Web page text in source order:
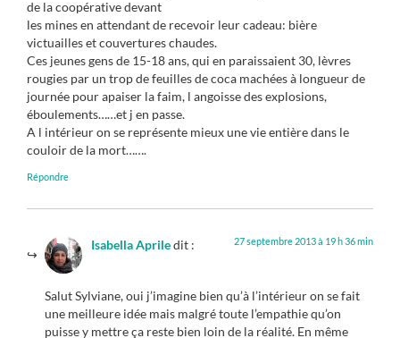
de la coopérative devant
les mines en attendant de recevoir leur cadeau: bière
victuailles et couvertures chaudes.
Ces jeunes gens de 15-18 ans, qui en paraissaient 30, lèvres
rougies par un trop de feuilles de coca machées à longueur de
journée pour apaiser la faim, l angoisse des explosions,
éboulements……et j en passe.
A l intérieur on se représente mieux une vie entière dans le
couloir de la mort…….
Répondre
Isabella Apriledit : 27 septembre 2013 à 19 h 36 min
Salut Sylviane, oui j’imagine bien qu’à l’intérieur on se fait
une meilleure idée mais malgré toute l’empathie qu’on
puisse y mettre ça reste bien loin de la réalité. En même